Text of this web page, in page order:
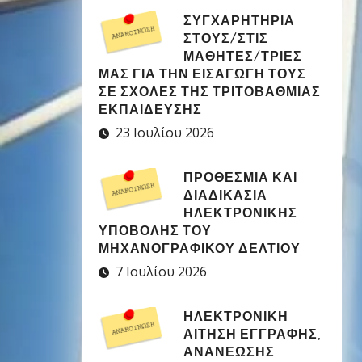
ΣΥΓΧΑΡΗΤΉΡΙΑ
ΣΤΟΥΣ/ΣΤΙΣ
ΜΑΘΗΤΈΣ/ΤΡΙΕΣ
ΜΑΣ ΓΙΑ ΤΗΝ ΕΙΣΑΓΩΓΉ ΤΟΥΣ
ΣΕ ΣΧΟΛΈΣ ΤΗΣ ΤΡΙΤΟΒΆΘΜΙΑΣ
ΕΚΠΑΊΔΕΥΣΗΣ
23 Ιουλίου 2026
ΠΡΟΘΕΣΜΊΑ ΚΑΙ
ΔΙΑΔΙΚΑΣΊΑ
ΗΛΕΚΤΡΟΝΙΚΉΣ
ΥΠΟΒΟΛΉΣ ΤΟΥ
ΜΗΧΑΝΟΓΡΑΦΙΚΟΎ ΔΕΛΤΊΟΥ
7 Ιουλίου 2026
ΗΛΕΚΤΡΟΝΙΚΉ
ΑΊΤΗΣΗ ΕΓΓΡΑΦΉΣ,
ΑΝΑΝΈΩΣΗΣ